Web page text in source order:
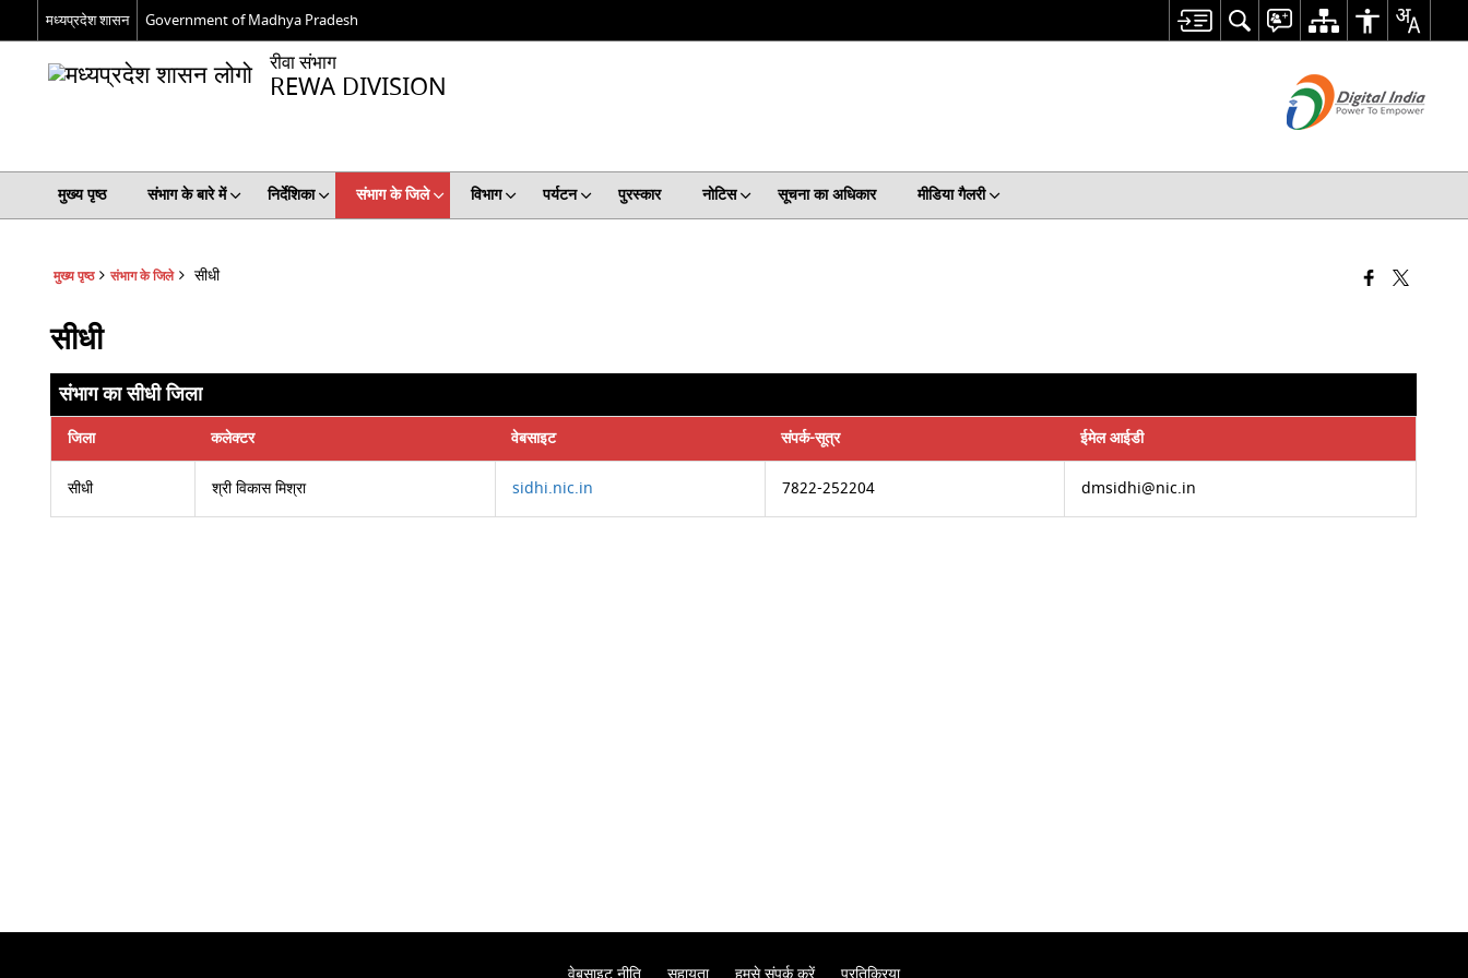
मध्यप्रदेश शासन Government of Madhya Pradesh
रीवा संभाग
REWA DIVISION
मुख्य पृष्ठ संभाग के बारे में निर्देशिका संभाग के जिले विभाग पर्यटन पुरस्कार नोटिस सूचना का अधिकार मीडिया गैलरी
मुख्य पृष्ठ संभाग के जिले सीधी
सीधी
संभाग का सीधी जिला
जिला कलेक्टर वेबसाइट संपर्क-सूत्र ईमेल आईडी
सीधी श्री विकास मिश्रा sidhi.nic.in 7822-252204 dmsidhi@nic.in